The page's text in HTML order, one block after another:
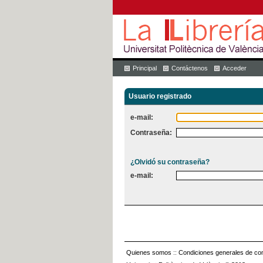
Principal Contáctenos Acceder
Usuario registrado
e-mail:
Contraseña:
¿Olvidó su contraseña?
e-mail:
Quienes somos :: Condiciones generales de